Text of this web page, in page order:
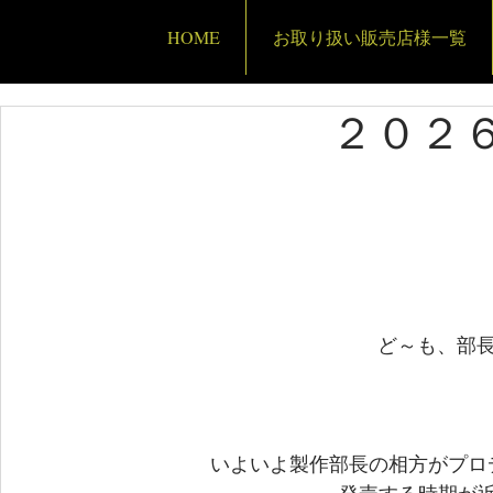
HOME お取り扱い販売店様一覧
２０２６
ど～も、部
いよいよ製作部長の相方がプ